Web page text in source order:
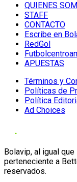
QUIENES
STAFF
CONTACTO
Escribe en
RedGol
APUESTAS
Términos y
Políticas de
Política
Ad Choices
Bolavip, al igual
perteneciente a
reservados.